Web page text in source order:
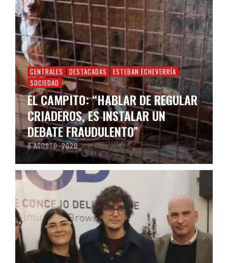
CENTRALES DESTACADAS
ESTEBAN ECHEVERRÍA
SOCIEDAD
EL CAMPITO: “HABLAR DE REGULAR
CRIADEROS, ES INSTALAR UN
DEBATE FRAUDULENTO”
8 AGOSTO, 2026